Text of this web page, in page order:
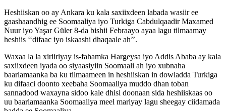
Heshiiskan oo ay Ankara ku kala saxiixdeen labada wasiir ee
gaashaandhig ee Soomaaliya iyo Turkiga Cabdulqaadir Maxamed
Nuur iyo Yaşar Güler 8-da bishii Febraayo ayaa lagu tilmaamay
heshiis ‘‘difaac iyo iskaashi dhaqaale ah’’.
Waxaa la la xiriiriyay is-fahamka Hargeysa iyo Addis Ababa ay kala
saxiixdeen iyada oo siyaasiyiin Soomaali ah iyo xubnaha
baarlamaanka ba ku tilmaameen in heshiiskan in dowladda Turkiga
ku difaaci doonto xeebaha Soomaaliya muddo dhan toban
sannadood waxayna sidoo kale dhisi doonaan sida heshiiskaas oo
uu baarlamaanka Soomaaliya meel mariyay lagu sheegay ciidamada